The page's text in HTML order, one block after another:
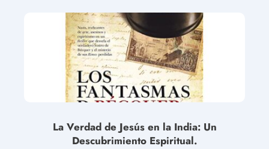
La Verdad de Jesús en la India: Un
Descubrimiento Espiritual.